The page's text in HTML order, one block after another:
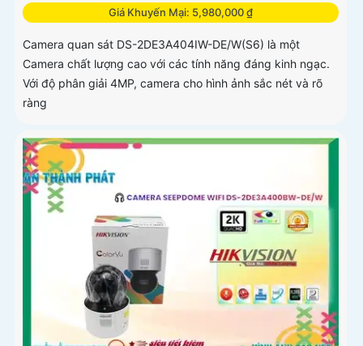
Giá Khuyến Mại: 5,980,000 ₫
Camera quan sát DS-2DE3A404IW-DE/W(S6) là một
Camera chất lượng cao với các tính năng đáng kinh ngạc.
Với độ phân giải 4MP, camera cho hình ảnh sắc nét và rõ
ràng